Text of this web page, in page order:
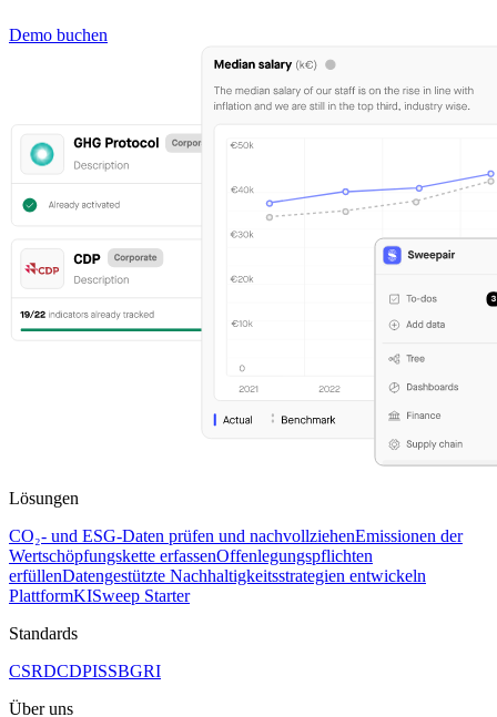
Demo buchen
Lösungen
CO₂- und ESG-Daten prüfen und nachvollziehenEmissionen der
Wertschöpfungskette erfassenOffenlegungspflichten
erfüllenDatengestützte Nachhaltigkeitsstrategien entwickeln
PlattformKISweep Starter
Standards
CSRDCDPISSBGRI
Über uns